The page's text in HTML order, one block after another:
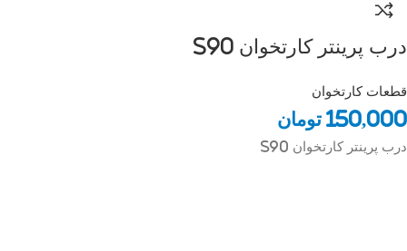
درب پرینتر کارتخوان S90
قطعات کارتخوان
150,000 تومان
درب پرینتر کارتخوان S90